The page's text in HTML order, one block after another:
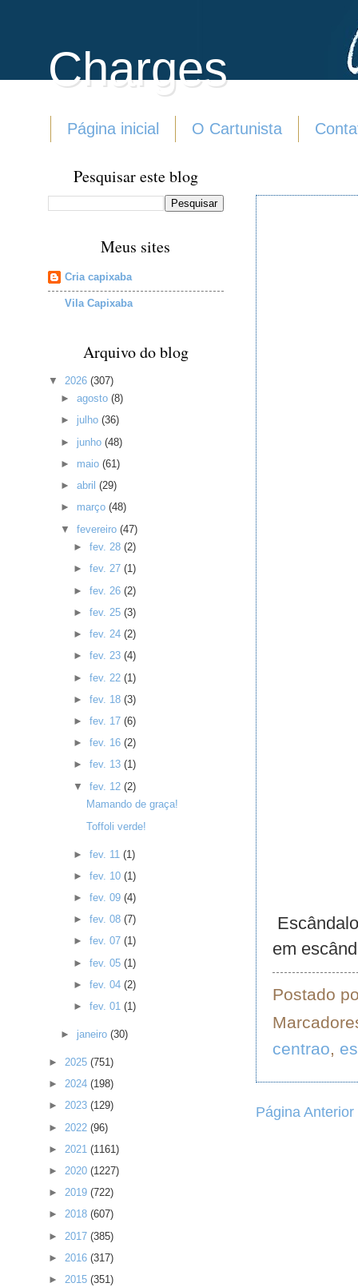
Charges
Página inicial O Cartunista
em
Postado
centrao,
Página Anterior
Pesquisar este blog
Meus sites
Cria capixaba
Vila Capixaba
Arquivo do blog
▼ 2026 (307)
►agosto(8)
► julho(36)
► junho(48)
► maio(61)
►abril(29)
► março(48)
▼fevereiro(47)
► fev. 28 (2)
► fev. 27 (1)
► fev. 26 (2)
► fev. 25 (3)
► fev. 24 (2)
► fev. 23 (4)
► fev. 22 (1)
► fev. 18 (3)
► fev. 17 (6)
► fev. 16 (2)
► fev. 13 (1)
▼ fev. 12 (2)
Mamando de graça!
Toffoli verde!
► fev. 11 (1)
► fev. 10 (1)
► fev. 09 (4)
► fev. 08 (7)
► fev. 07 (1)
► fev. 05 (1)
► fev. 04 (2)
► fev. 01 (1)
► janeiro(30)
► 2025 (751)
► 2024 (198)
► 2023 (129)
► 2022 (96)
► 2021 (1161)
► 2020 (1227)
► 2019 (722)
► 2018 (607)
► 2017 (385)
► 2016 (317)
► 2015 (351)